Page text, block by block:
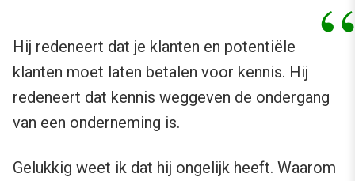
Hij redeneert dat je klanten en potentiële
klanten moet laten betalen voor kennis. Hij
redeneert dat kennis weggeven de ondergang
van een onderneming is.
Gelukkig weet ik dat hij ongelijk heeft. Waarom